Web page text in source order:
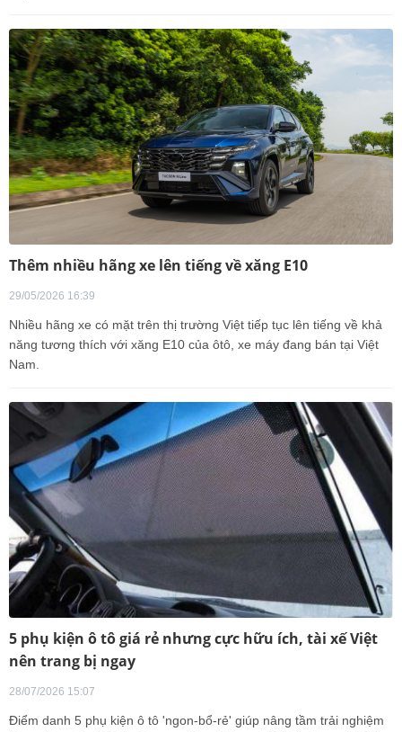
Thêm nhiều hãng xe lên tiếng về xăng E10
29/05/2026 16:39
Nhiều hãng xe có mặt trên thị trường Việt tiếp tục lên tiếng về khả
năng tương thích với xăng E10 của ôtô, xe máy đang bán tại Việt
Nam.
5 phụ kiện ô tô giá rẻ nhưng cực hữu ích, tài xế Việt
nên trang bị ngay
28/07/2026 15:07
Điểm danh 5 phụ kiện ô tô 'ngon-bổ-rẻ' giúp nâng tầm trải nghiệm